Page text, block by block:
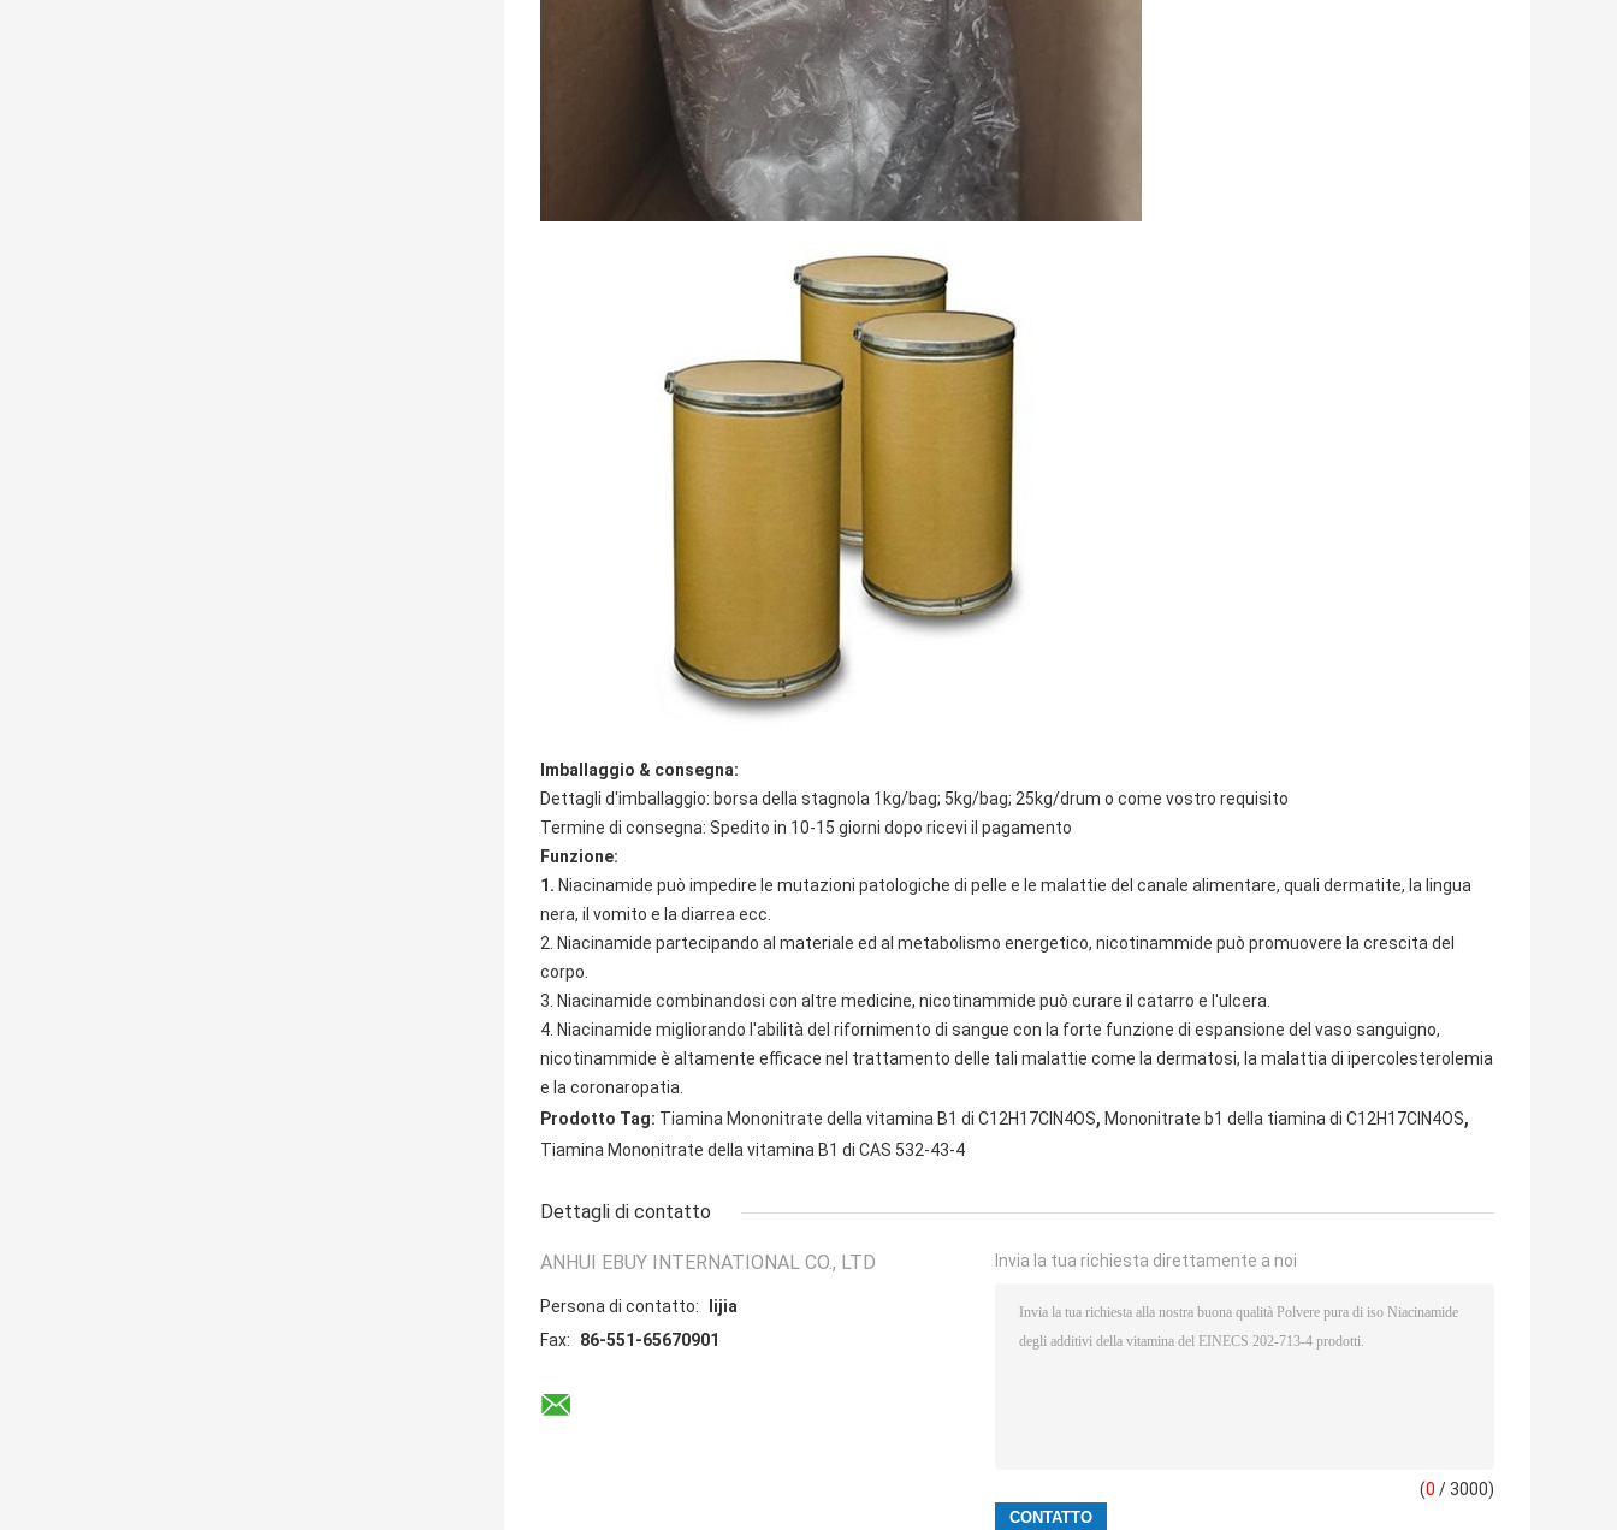
Imballaggio & consegna:
Dettagli d'imballaggio: borsa della stagnola 1kg/bag; 5kg/bag; 25kg/drum o come vostro requisito
Termine di consegna: Spedito in 10-15 giorni dopo ricevi il pagamento
Funzione:
1. Niacinamide può impedire le mutazioni patologiche di pelle e le malattie del canale alimentare, quali dermatite, la lingua
nera, il vomito e la diarrea ecc.
2. Niacinamide partecipando al materiale ed al metabolismo energetico, nicotinammide può promuovere la crescita del
corpo.
3. Niacinamide combinandosi con altre medicine, nicotinammide può curare il catarro e l'ulcera.
4. Niacinamide migliorando l'abilità del rifornimento di sangue con la forte funzione di espansione del vaso sanguigno,
nicotinammide è altamente efficace nel trattamento delle tali malattie come la dermatosi, la malattia di ipercolesterolemia
e la coronaropatia.
Prodotto Tag: Tiamina Mononitrate della vitamina B1 di C12H17ClN4OS, Mononitrate b1 della tiamina di C12H17ClN4OS,
Tiamina Mononitrate della vitamina B1 di CAS 532-43-4
Dettagli di contatto
ANHUI EBUY INTERNATIONAL CO., LTD
Persona di contatto:
lijia
Fax:
86-551-65670901
Invia la tua richiesta direttamente a noi
(0 / 3000)